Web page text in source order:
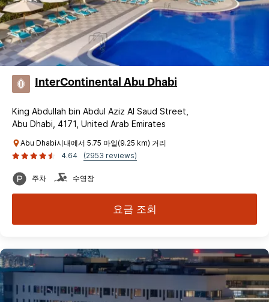
InterContinental Abu Dhabi
King Abdullah bin Abdul Aziz Al Saud Street,
Abu Dhabi, 4171, United Arab Emirates
Abu Dhabi시내에서 5.75 마일(9.25 km) 거리
4.64
(2953 reviews)
주차 수영장
요금 조회